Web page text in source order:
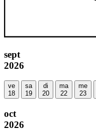
sept
2026
ve
18
sa
19
di
20
ma
22
me
23
oct
2026